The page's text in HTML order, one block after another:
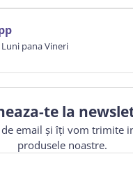
pana Vineri
te la
de email și îți vom trimite
produsele noastre.